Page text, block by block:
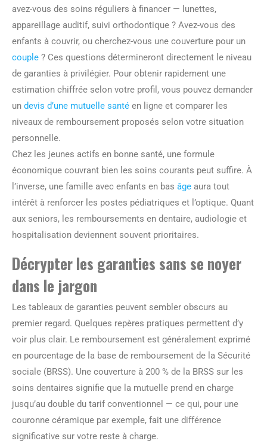
avez-vous des soins réguliers à financer — lunettes,
appareillage auditif, suivi orthodontique ? Avez-vous des
enfants à couvrir, ou cherchez-vous une couverture pour un
couple ? Ces questions détermineront directement le niveau
de garanties à privilégier. Pour obtenir rapidement une
estimation chiffrée selon votre profil, vous pouvez demander
un devis d’une mutuelle santé en ligne et comparer les
niveaux de remboursement proposés selon votre situation
personnelle.
Chez les jeunes actifs en bonne santé, une formule
économique couvrant bien les soins courants peut suffire. À
l’inverse, une famille avec enfants en bas âge aura tout
intérêt à renforcer les postes pédiatriques et l’optique. Quant
aux seniors, les remboursements en dentaire, audiologie et
hospitalisation deviennent souvent prioritaires.
Décrypter les garanties sans se noyer
dans le jargon
Les tableaux de garanties peuvent sembler obscurs au
premier regard. Quelques repères pratiques permettent d’y
voir plus clair. Le remboursement est généralement exprimé
en pourcentage de la base de remboursement de la Sécurité
sociale (BRSS). Une couverture à 200 % de la BRSS sur les
soins dentaires signifie que la mutuelle prend en charge
jusqu’au double du tarif conventionnel — ce qui, pour une
couronne céramique par exemple, fait une différence
significative sur votre reste à charge.